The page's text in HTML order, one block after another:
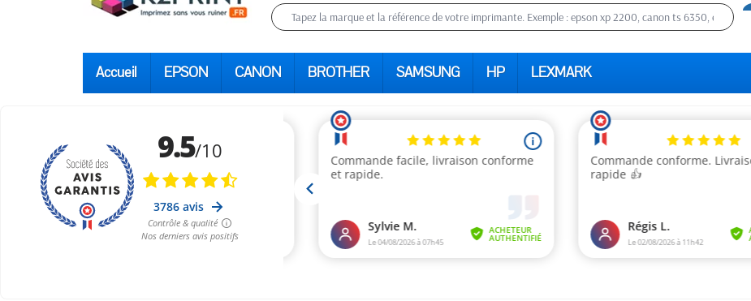
Accueil EPSON CANON BROTHER SAMSUNG HP LEXMARK